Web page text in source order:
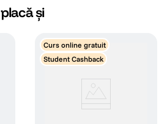
SEL15F14G
și
Curs online gratuit
Student Cashback